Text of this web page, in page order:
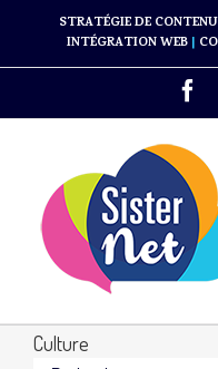
STRATÉGIE DE CONTENU
INTÉGRATION WEB |
Culture